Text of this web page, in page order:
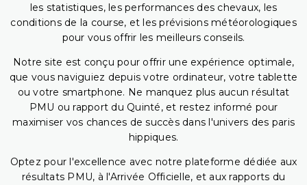
les statistiques, les performances des chevaux, les
conditions de la course, et les prévisions météorologiques
pour vous offrir les meilleurs conseils.
Notre site est conçu pour offrir une expérience optimale,
que vous naviguiez depuis votre ordinateur, votre tablette
ou votre smartphone. Ne manquez plus aucun résultat
PMU ou rapport du Quinté, et restez informé pour
maximiser vos chances de succès dans l'univers des paris
hippiques.
Optez pour l'excellence avec notre plateforme dédiée aux
résultats PMU, à l'Arrivée Officielle, et aux rapports du